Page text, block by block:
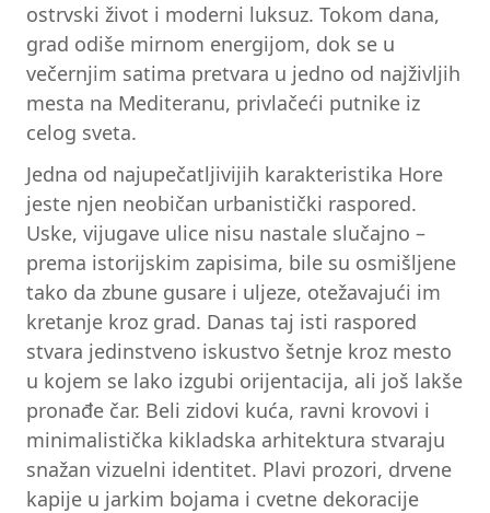
ostrvski život i moderni luksuz. Tokom dana,
grad odiše mirnom energijom, dok se u
večernjim satima pretvara u jedno od najživljih
mesta na Mediteranu, privlačeći putnike iz
celog sveta.
Jedna od najupečatljivijih karakteristika Hore
jeste njen neobičan urbanistički raspored.
Uske, vijugave ulice nisu nastale slučajno –
prema istorijskim zapisima, bile su osmišljene
tako da zbune gusare i uljeze, otežavajući im
kretanje kroz grad. Danas taj isti raspored
stvara jedinstveno iskustvo šetnje kroz mesto
u kojem se lako izgubi orijentacija, ali još lakše
pronađe čar. Beli zidovi kuća, ravni krovovi i
minimalistička kikladska arhitektura stvaraju
snažan vizuelni identitet. Plavi prozori, drvene
kapije u jarkim bojama i cvetne dekoracije